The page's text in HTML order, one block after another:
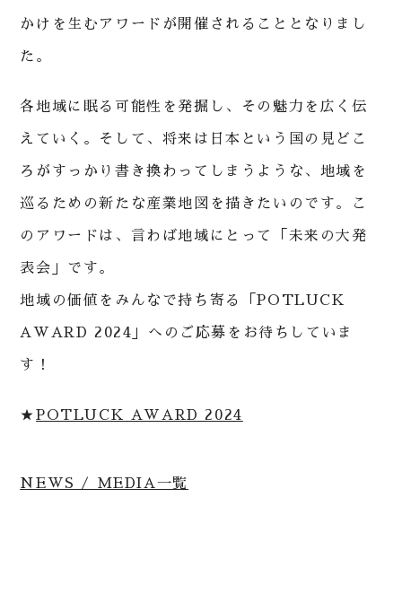
かけを生むアワードが開催されることとなりまし
た。
各地域に眠る可能性を発掘し、その魅力を広く伝
えていく。そして、将来は日本という国の見どこ
ろがすっかり書き換わってしまうような、地域を
巡るための新たな産業地図を描きたいのです。こ
のアワードは、言わば地域にとって「未来の大発
表会」です。
地域の価値をみんなで持ち寄る「POTLUCK
AWARD 2024」へのご応募をお待ちしていま
す！
★POTLUCK AWARD 2024
NEWS / MEDIA一覧